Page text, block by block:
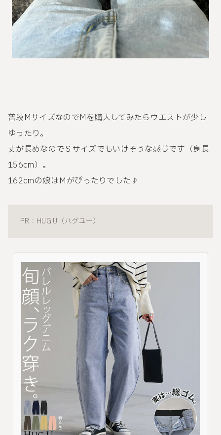
普段MサイズなのでMを購入してみたらウエストが少し
ゆったり。
丈が長めなのでＳサイズでもいけそうな感じです（身長
156cm）。
162cmの娘はＭがぴったりでした♪
PR：HUG.U（ハグユー）